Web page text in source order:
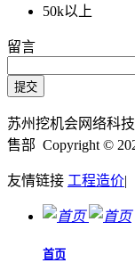
50k以上
留言
苏州挖机会网络科
售部 Copyright ©
友情链接 工程造价|
首页